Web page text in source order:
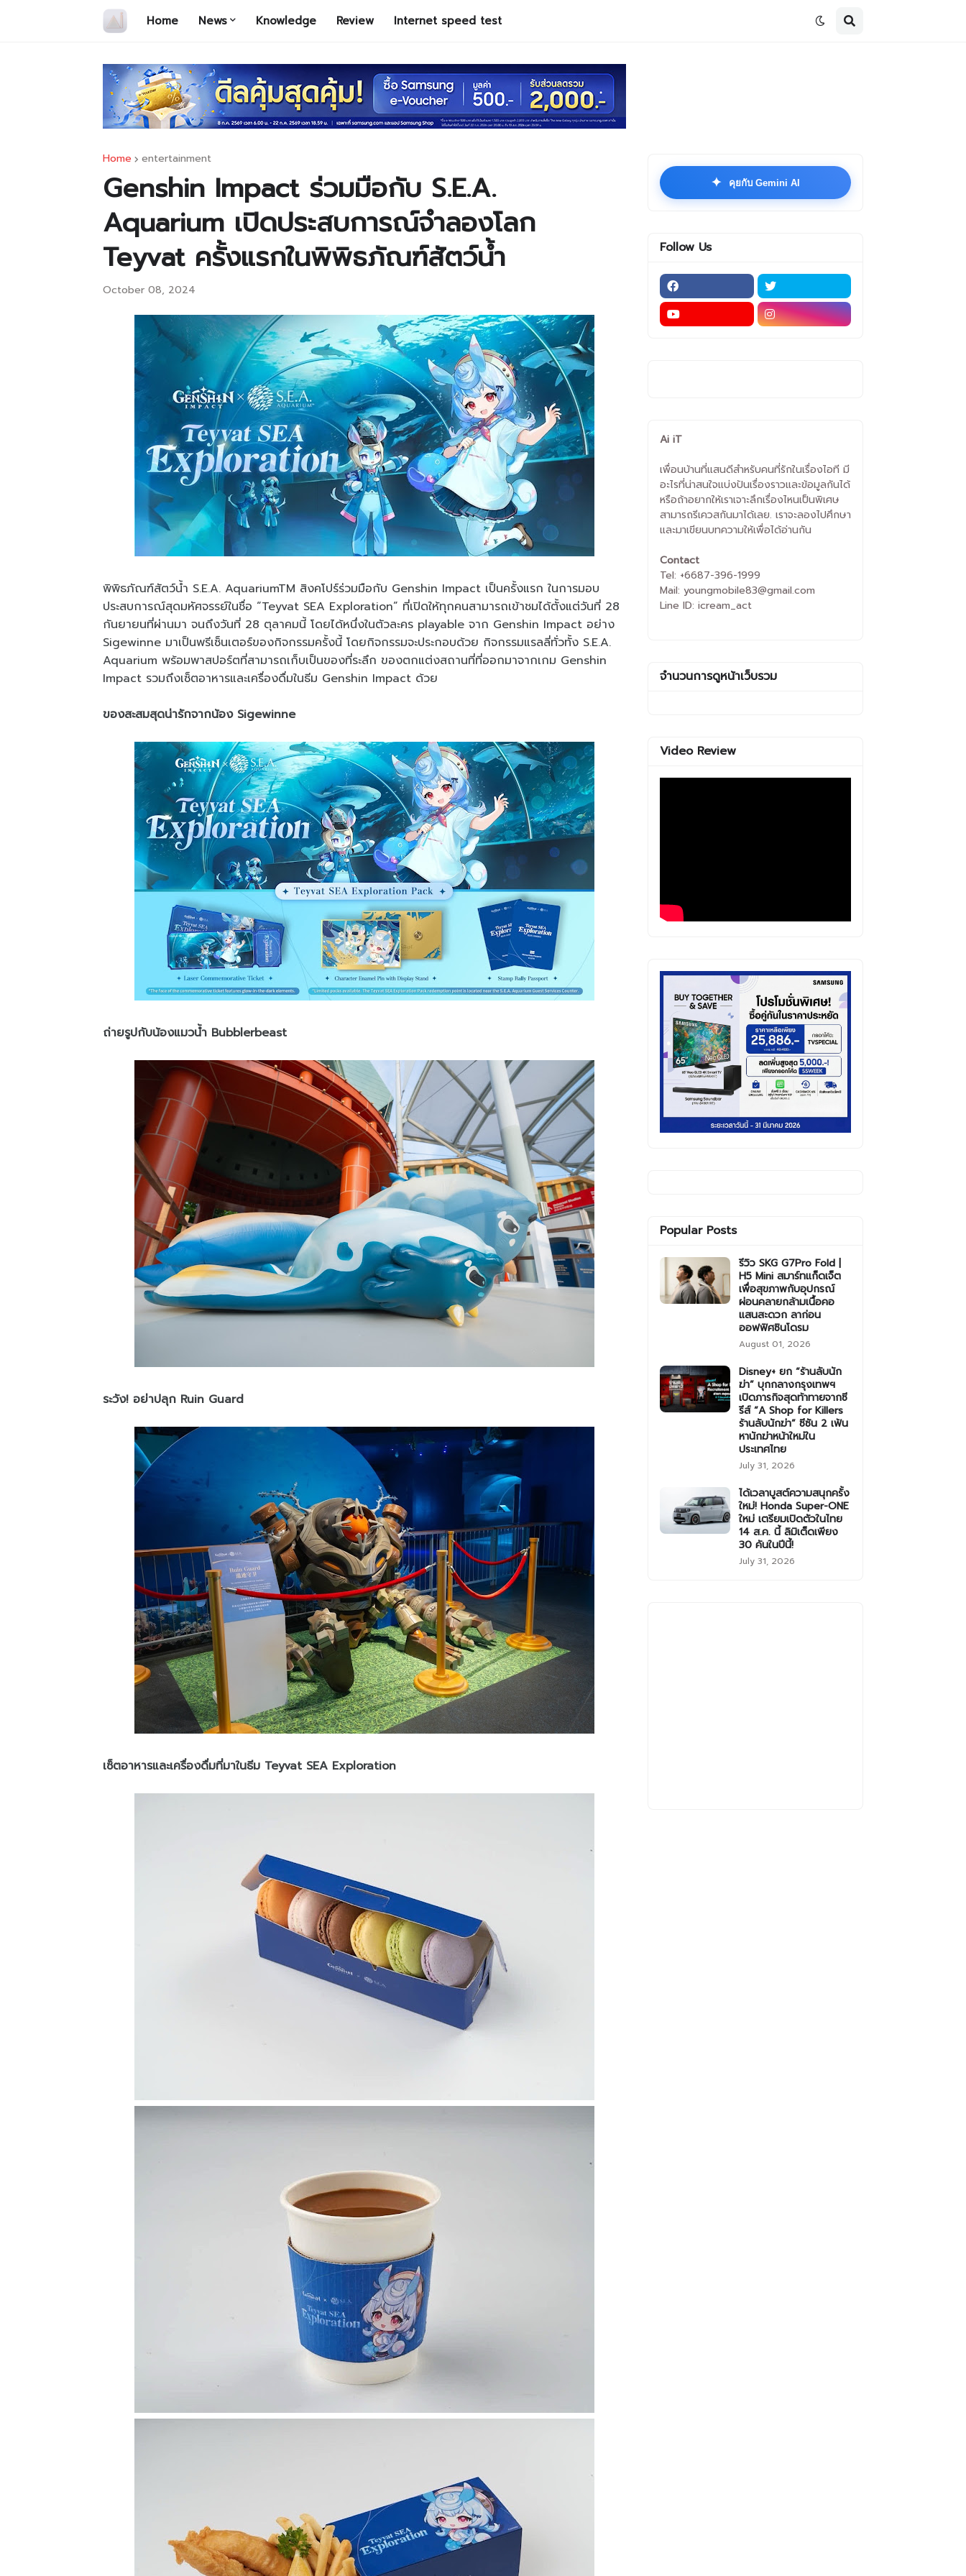
Home News Knowledge Review Internet speed test
Home entertainment
Genshin Impact ร่วมมือกับ S.E.A.
Aquarium เปิดประสบการณ์จำลองโลก
Teyvat ครั้งแรกในพิพิธภัณฑ์สัตว์น้ำ
October 08, 2024
พิพิธภัณฑ์สัตว์น้ำ S.E.A. AquariumTM สิงคโปร์ร่วมมือกับ Genshin Impact เป็นครั้งแรก ในการมอบ
ประสบการณ์สุดมหัศจรรย์ในชื่อ “Teyvat SEA Exploration” ที่เปิดให้ทุกคนสามารถเข้าชมได้ตั้งแต่วันที่ 28
กันยายนที่ผ่านมา จนถึงวันที่ 28 ตุลาคมนี้ โดยได้หนึ่งในตัวละคร playable จาก Genshin Impact อย่าง
Sigewinne มาเป็นพรีเซ็นเตอร์ของกิจกรรมครั้งนี้ โดยกิจกรรมจะประกอบด้วย กิจกรรมแรลลี่ทั่วทั้ง S.E.A.
Aquarium พร้อมพาสปอร์ตที่สามารถเก็บเป็นของที่ระลึก ของตกแต่งสถานที่ที่ออกมาจากเกม Genshin
Impact รวมถึงเซ็ตอาหารและเครื่องดื่มในธีม Genshin Impact ด้วย
ของสะสมสุดน่ารักจากน้อง Sigewinne
ถ่ายรูปกับน้องแมวน้ำ Bubblerbeast
ระวัง! อย่าปลุก Ruin Guard
เซ็ตอาหารและเครื่องดื่มที่มาในธีม Teyvat SEA Exploration
✦ คุยกับ Gemini AI
Follow Us
Ai iT
เพื่อนบ้านที่แสนดีสำหรับคนที่รักในเรื่องไอที มี
อะไรที่น่าสนใจแบ่งปันเรื่องราวและข้อมูลกันได้
หรือถ้าอยากให้เราเจาะลึกเรื่องไหนเป็นพิเศษ
สามารถรีเควสกันมาได้เลย. เราจะลองไปศึกษา
และมาเขียนบทความให้เพื่อได้อ่านกัน
Contact
Tel: +6687-396-1999
Mail: youngmobile83@gmail.com
Line ID: icream_act
จำนวนการดูหน้าเว็บรวม
Video Review
Popular Posts
รีวิว SKG G7Pro Fold |
H5 Mini สมาร์ทแก็ดเจ็ต
เพื่อสุขภาพกับอุปกรณ์
ผ่อนคลายกล้ามเนื้อคอ
แสนสะดวก ลาก่อน
ออฟฟิศซินโดรม
August 01, 2026
Disney+ ยก “ร้านลับนัก
ฆ่า” บุกกลางกรุงเทพฯ
เปิดภารกิจสุดท้าทายจากซี
รีส์ “A Shop for Killers
ร้านลับนักฆ่า” ซีซัน 2 เฟ้น
หานักฆ่าหน้าใหม่ใน
ประเทศไทย
July 31, 2026
ได้เวลาบูสต์ความสนุกครั้ง
ใหม่! Honda Super-ONE
ใหม่ เตรียมเปิดตัวในไทย
14 ส.ค. นี้ ลิมิเต็ดเพียง
30 คันในปีนี้!
July 31, 2026